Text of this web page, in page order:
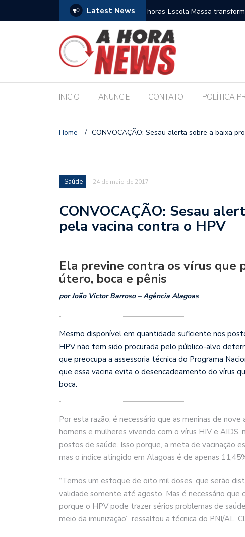
Latest News
escolares e sanciona jornada de 30 horas
Escola Massa transforma a
pública de Maceió
INICIO ANUNCIE CONTATO POLÍTICA
Home / CONVOCAÇÃO: Sesau alerta sobre a baixa
Saúde 24 de maio de 2017
CONVOCAÇÃO: Sesau
pela vacina contra o HPV
Ela previne contra os vírus que
útero, boca e pênis
por João Victor Barroso – Agência Alagoas
Mesmo disponível em quantidade suficiente nos
HPV não tem sido procurada pelo público-alvo
que preocupa a assessoria técnica do Programa
que essa vacina evita o desencadeamento do vírus
boca.
Por esta razão, é necessário que as meninas de
homens e mulheres vivendo com o vírus HIV e
postos de saúde. Isso porque, a meta de vacinação
mas o índice atingido em Alagoas é de apenas
“Temos um estoque de oito mil doses, que serão
validade somente até agosto. Mas é necessário que
porque o HPV pode trazer sérios problemas de
meio da imunização”, ressaltou a técnica do PNI/AL,